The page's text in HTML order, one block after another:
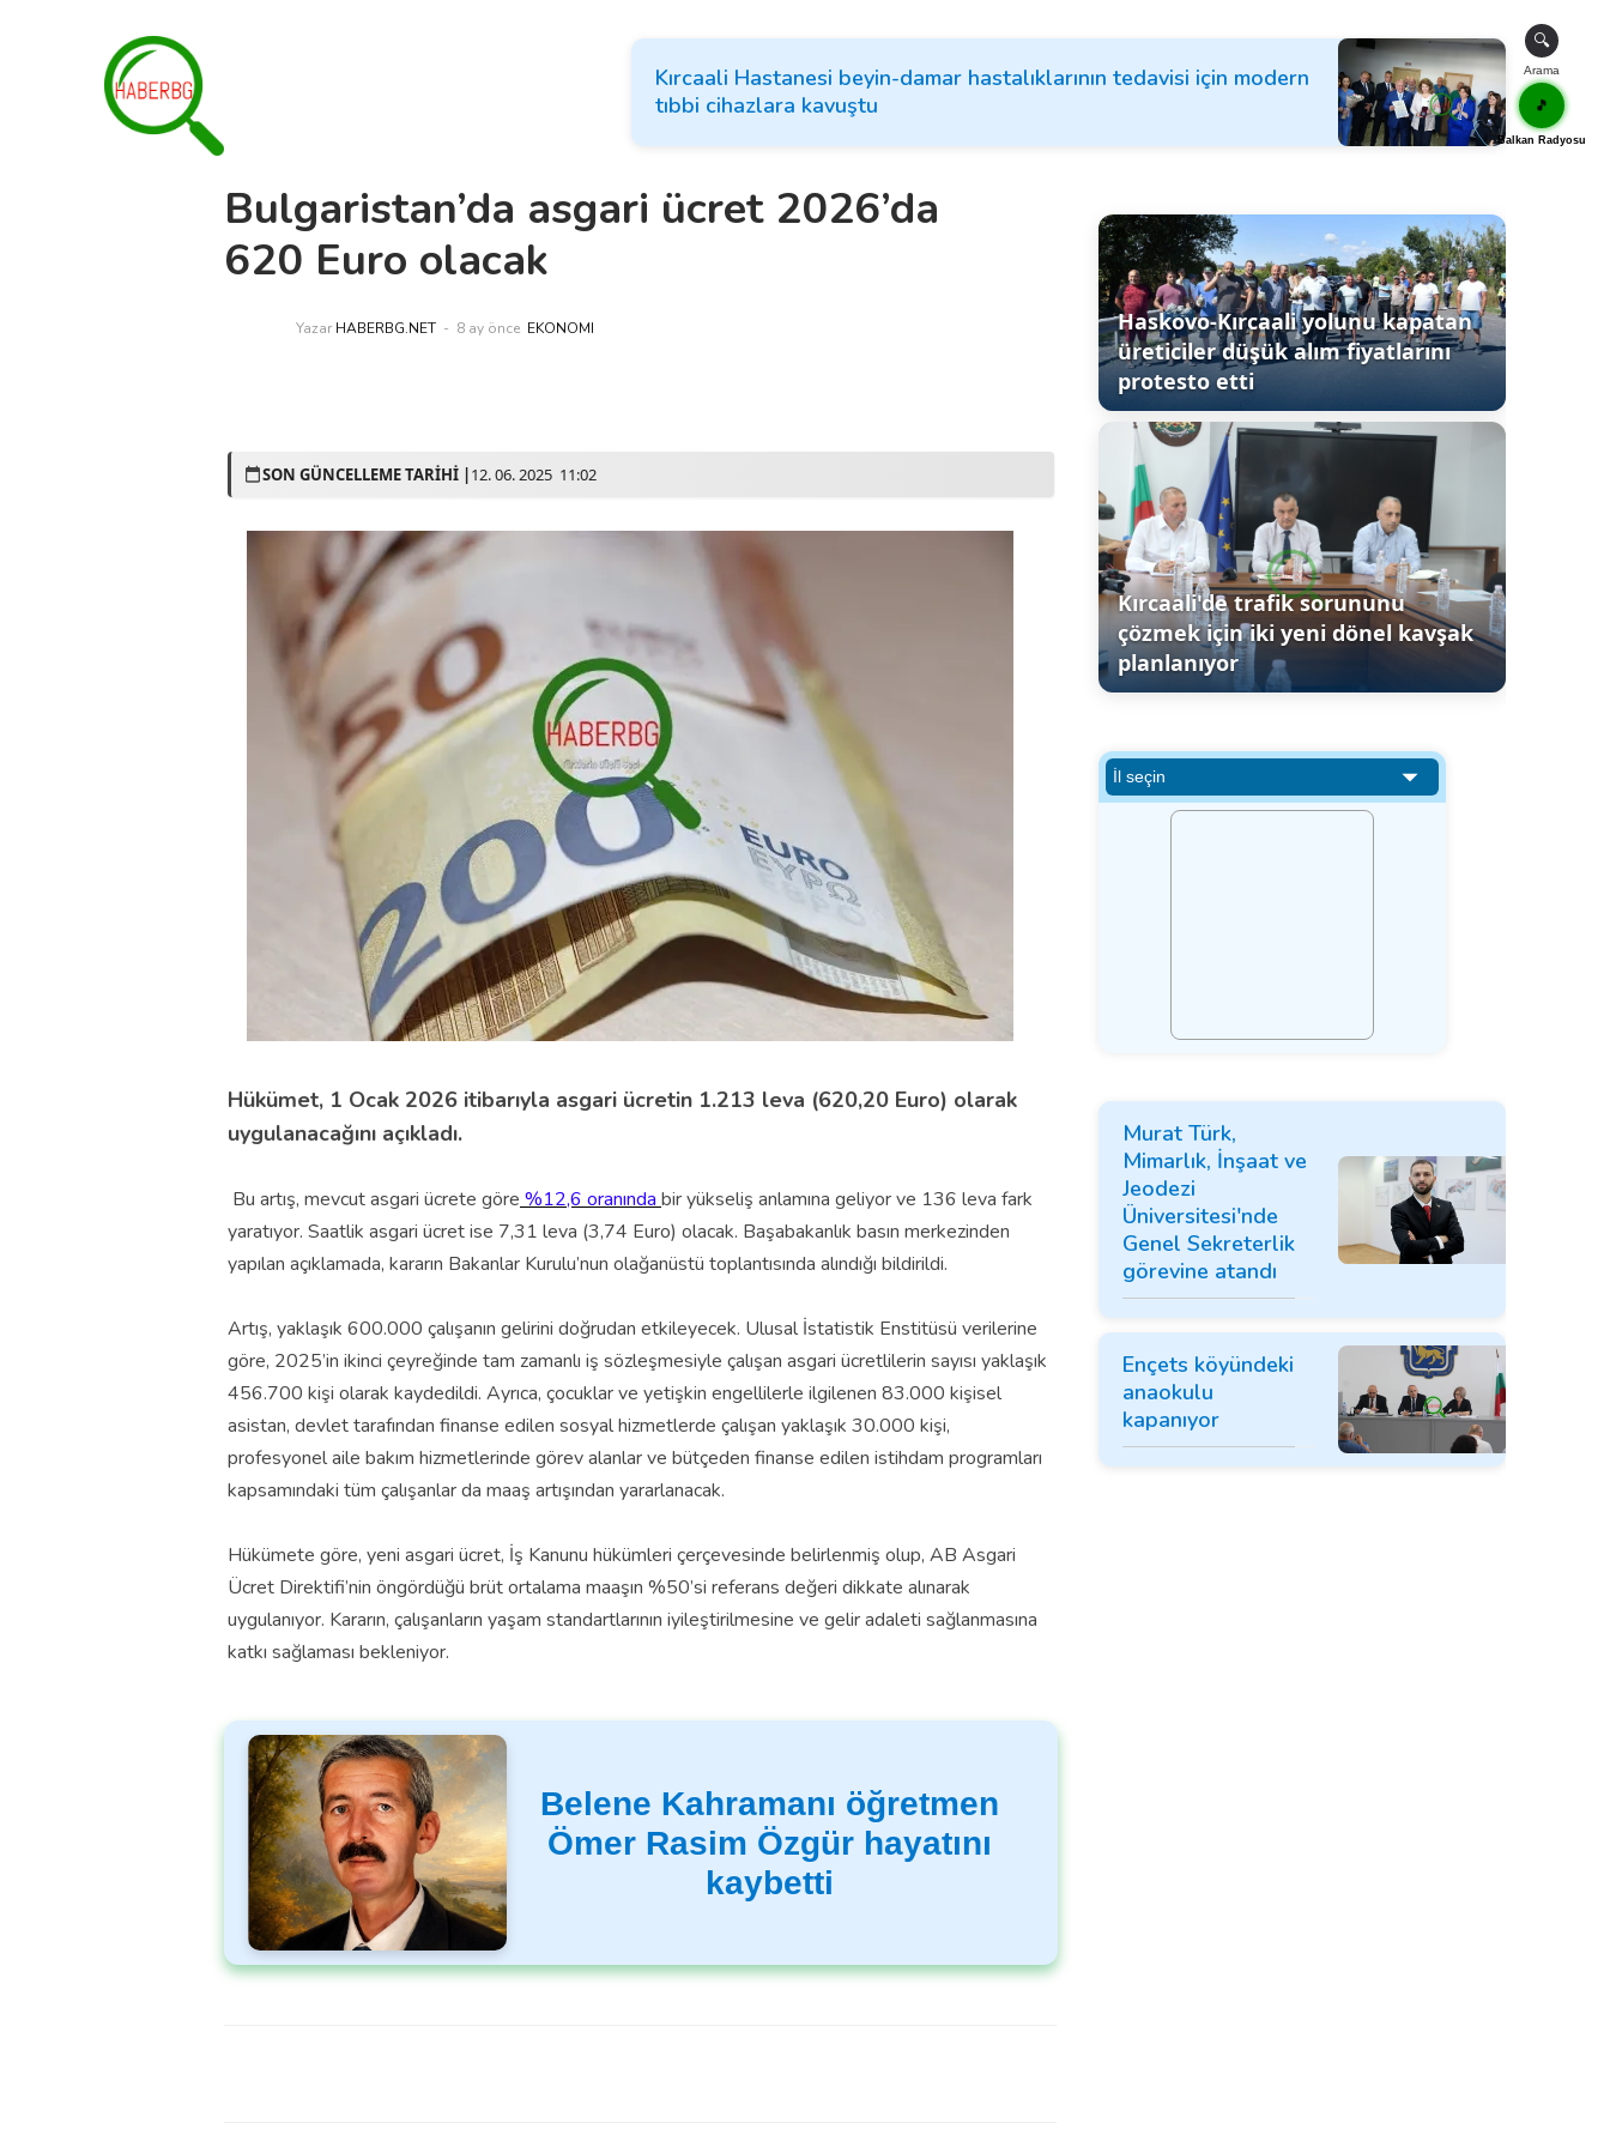
Kırcaali Hastanesi beyin-damar hastalıklarının tedavisi için modern
tıbbi cihazlara kavuştu
Bulgaristan’da asgari ücret 2026’da
620 Euro olacak
Yazar HABERBG.NET 8 ay önce EKONOMI
SON GÜNCELLEME TARİHİ |12. 06. 2025 11:02
Hükümet, 1 Ocak 2026 itibarıyla asgari ücretin 1.213 leva (620,20 Euro) olarak
uygulanacağını açıkladı.
Bu artış, mevcut asgari ücrete göre %12,6 oranında bir yükseliş anlamına geliyor ve 136 leva fark
yaratıyor. Saatlik asgari ücret ise 7,31 leva (3,74 Euro) olacak. Başabakanlık basın merkezinden
yapılan açıklamada, kararın Bakanlar Kurulu’nun olağanüstü toplantısında alındığı bildirildi.
Artış, yaklaşık 600.000 çalışanın gelirini doğrudan etkileyecek. Ulusal İstatistik Enstitüsü verilerine
göre, 2025’in ikinci çeyreğinde tam zamanlı iş sözleşmesiyle çalışan asgari ücretlilerin sayısı yaklaşık
456.700 kişi olarak kaydedildi. Ayrıca, çocuklar ve yetişkin engellilerle ilgilenen 83.000 kişisel
asistan, devlet tarafından finanse edilen sosyal hizmetlerde çalışan yaklaşık 30.000 kişi,
profesyonel aile bakım hizmetlerinde görev alanlar ve bütçeden finanse edilen istihdam programları
kapsamındaki tüm çalışanlar da maaş artışından yararlanacak.
Hükümete göre, yeni asgari ücret, İş Kanunu hükümleri çerçevesinde belirlenmiş olup, AB Asgari
Ücret Direktifi’nin öngördüğü brüt ortalama maaşın %50’si referans değeri dikkate alınarak
uygulanıyor. Kararın, çalışanların yaşam standartlarının iyileştirilmesine ve gelir adaleti sağlanmasına
katkı sağlaması bekleniyor.
Belene Kahramanı öğretmen
Ömer Rasim Özgür hayatını
kaybetti
Haskovo-Kırcaali yolunu kapatan
üreticiler düşük alım fiyatlarını
protesto etti
Kırcaali'de trafik sorununu
çözmek için iki yeni dönel kavşak
planlanıyor
Murat Türk,
Mimarlık, İnşaat ve
Jeodezi
Üniversitesi'nde
Genel Sekreterlik
görevine atandı
Ençets köyündeki
anaokulu
kapanıyor
🔍
Arama
🎵
Balkan Radyosu